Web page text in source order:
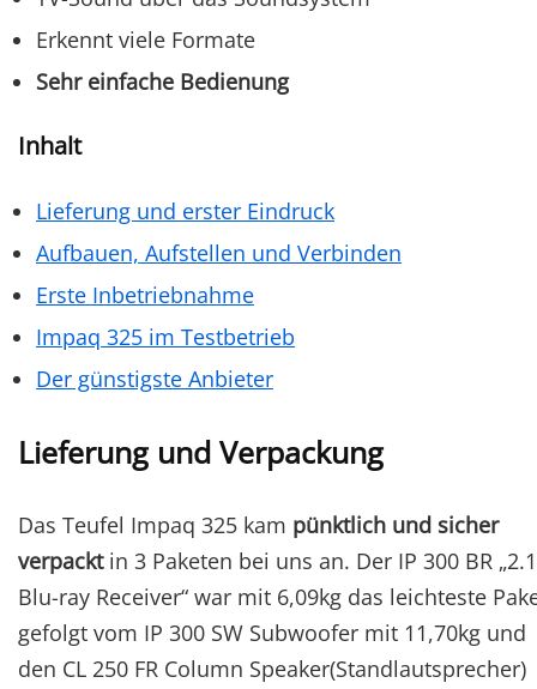
Erkennt viele Formate
Sehr einfache Bedienung
Inhalt
Lieferung und erster Eindruck
Aufbauen, Aufstellen und Verbinden
Erste Inbetriebnahme
Impaq 325 im Testbetrieb
Der günstigste Anbieter
Lieferung und Verpackung
Das Teufel Impaq 325 kam pünktlich und sicher
verpacktin 3 Paketen bei uns an. Der IP 300 BR „2.1
Blu-ray Receiver“ war mit 6,09kg das leichteste
gefolgt vom IP 300 SW Subwoofer mit 11,70kg und
den CL 250 FR Column Speaker(Standlautsprecher)